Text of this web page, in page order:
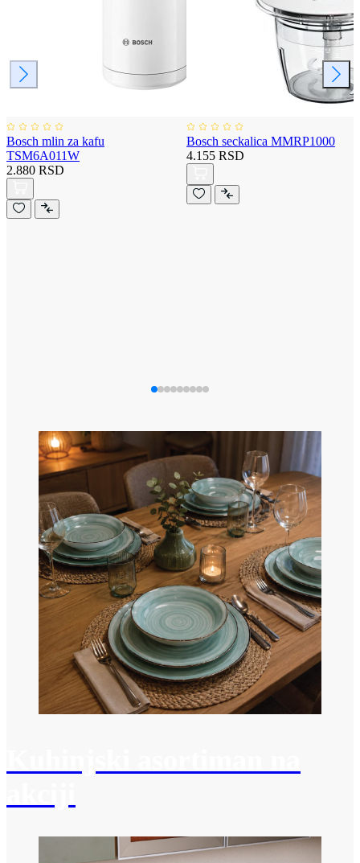
Bosch mlin za kafu
TSM6A011W
2.880 RSD
Bosch seckalica MMRP1000
4.155 RSD